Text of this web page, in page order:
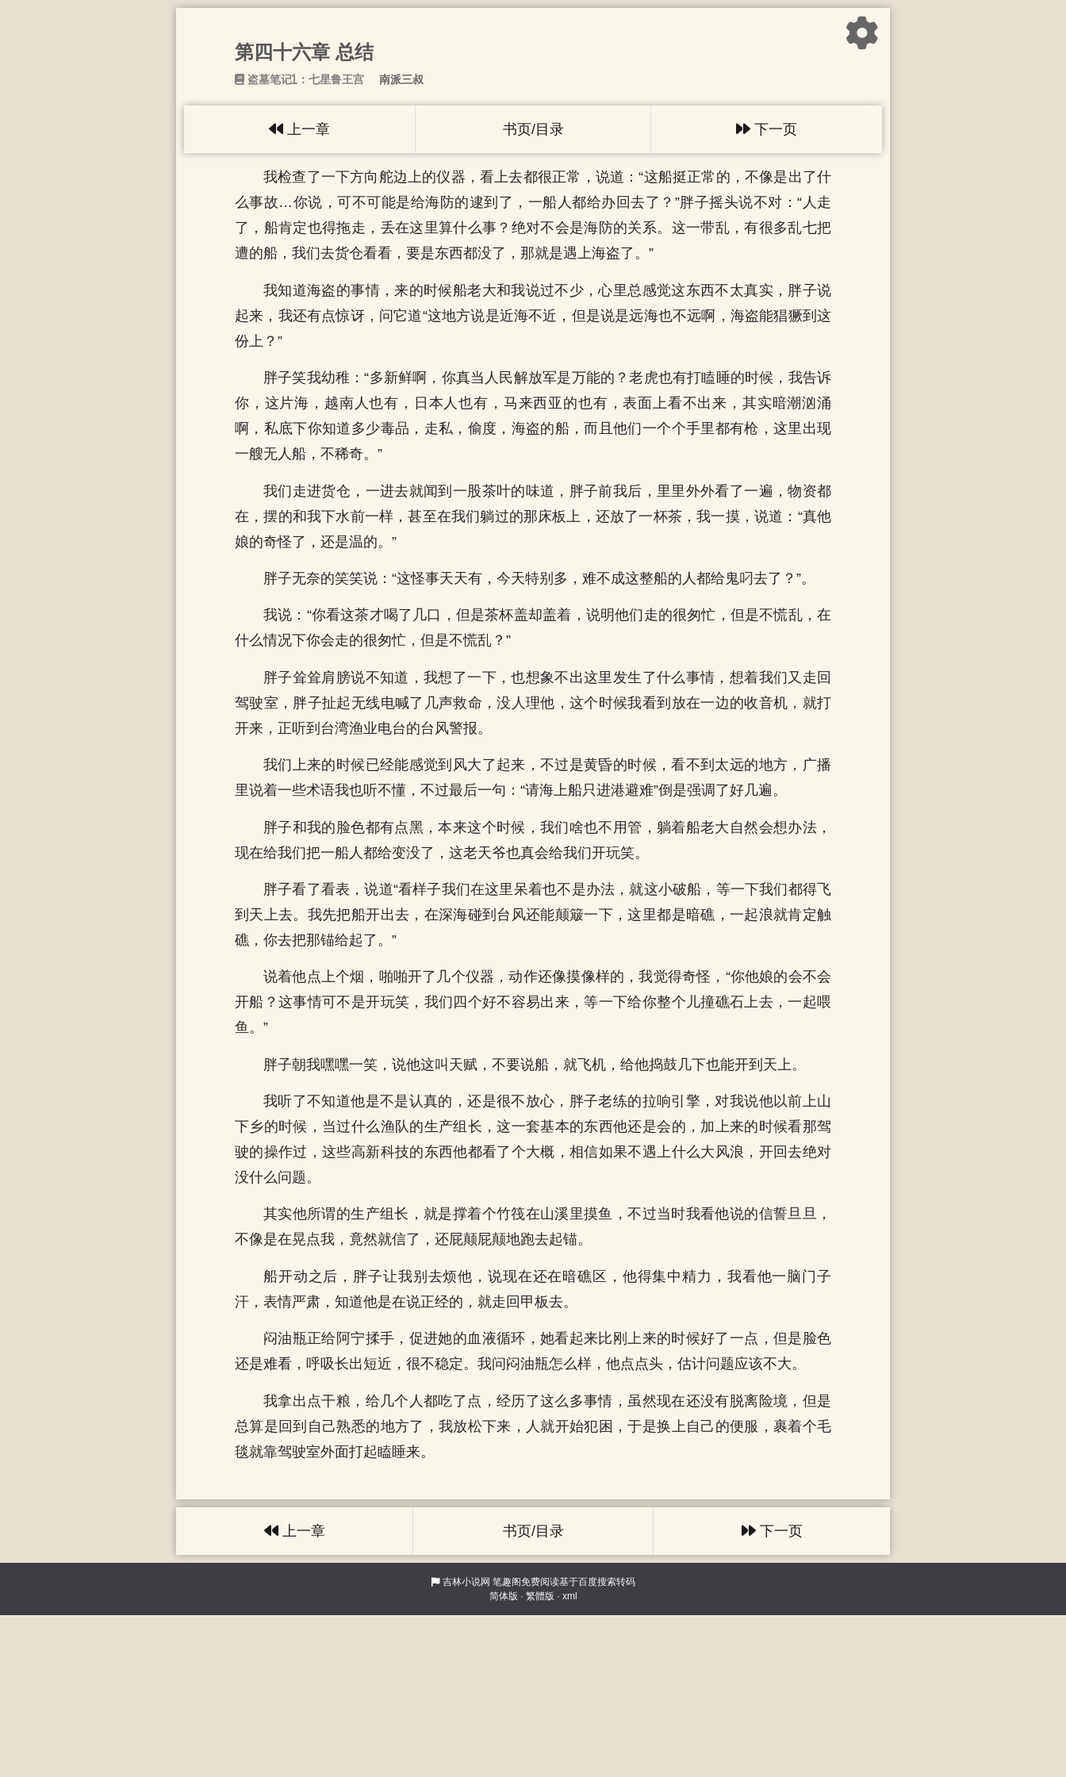
第四十六章 总结
盗墓笔记1：七星鲁王宫 南派三叔
上一章 书页/目录 下一页
我检查了一下方向舵边上的仪器，看上去都很正常，说道：“这船挺正常的，不像是出了什
么事故…你说，可不可能是给海防的逮到了，一船人都给办回去了？”胖子摇头说不对：“人走
了，船肯定也得拖走，丢在这里算什么事？绝对不会是海防的关系。这一带乱，有很多乱七把
遭的船，我们去货仓看看，要是东西都没了，那就是遇上海盗了。”
我知道海盗的事情，来的时候船老大和我说过不少，心里总感觉这东西不太真实，胖子说
起来，我还有点惊讶，问它道“这地方说是近海不近，但是说是远海也不远啊，海盗能猖獗到这
份上？”
胖子笑我幼稚：“多新鲜啊，你真当人民解放军是万能的？老虎也有打瞌睡的时候，我告诉
你，这片海，越南人也有，日本人也有，马来西亚的也有，表面上看不出来，其实暗潮汹涌
啊，私底下你知道多少毒品，走私，偷度，海盗的船，而且他们一个个手里都有枪，这里出现
一艘无人船，不稀奇。”
我们走进货仓，一进去就闻到一股茶叶的味道，胖子前我后，里里外外看了一遍，物资都
在，摆的和我下水前一样，甚至在我们躺过的那床板上，还放了一杯茶，我一摸，说道：“真他
娘的奇怪了，还是温的。”
胖子无奈的笑笑说：“这怪事天天有，今天特别多，难不成这整船的人都给鬼叼去了？”。
我说：“你看这茶才喝了几口，但是茶杯盖却盖着，说明他们走的很匆忙，但是不慌乱，在
什么情况下你会走的很匆忙，但是不慌乱？”
胖子耸耸肩膀说不知道，我想了一下，也想象不出这里发生了什么事情，想着我们又走回
驾驶室，胖子扯起无线电喊了几声救命，没人理他，这个时候我看到放在一边的收音机，就打
开来，正听到台湾渔业电台的台风警报。
我们上来的时候已经能感觉到风大了起来，不过是黄昏的时候，看不到太远的地方，广播
里说着一些术语我也听不懂，不过最后一句：“请海上船只进港避难”倒是强调了好几遍。
胖子和我的脸色都有点黑，本来这个时候，我们啥也不用管，躺着船老大自然会想办法，
现在给我们把一船人都给变没了，这老天爷也真会给我们开玩笑。
胖子看了看表，说道“看样子我们在这里呆着也不是办法，就这小破船，等一下我们都得飞
到天上去。我先把船开出去，在深海碰到台风还能颠簸一下，这里都是暗礁，一起浪就肯定触
礁，你去把那锚给起了。”
说着他点上个烟，啪啪开了几个仪器，动作还像摸像样的，我觉得奇怪，“你他娘的会不会
开船？这事情可不是开玩笑，我们四个好不容易出来，等一下给你整个儿撞礁石上去，一起喂
鱼。”
胖子朝我嘿嘿一笑，说他这叫天赋，不要说船，就飞机，给他捣鼓几下也能开到天上。
我听了不知道他是不是认真的，还是很不放心，胖子老练的拉响引擎，对我说他以前上山
下乡的时候，当过什么渔队的生产组长，这一套基本的东西他还是会的，加上来的时候看那驾
驶的操作过，这些高新科技的东西他都看了个大概，相信如果不遇上什么大风浪，开回去绝对
没什么问题。
其实他所谓的生产组长，就是撑着个竹筏在山溪里摸鱼，不过当时我看他说的信誓旦旦，
不像是在晃点我，竟然就信了，还屁颠屁颠地跑去起锚。
船开动之后，胖子让我别去烦他，说现在还在暗礁区，他得集中精力，我看他一脑门子
汗，表情严肃，知道他是在说正经的，就走回甲板去。
闷油瓶正给阿宁揉手，促进她的血液循环，她看起来比刚上来的时候好了一点，但是脸色
还是难看，呼吸长出短近，很不稳定。我问闷油瓶怎么样，他点点头，估计问题应该不大。
我拿出点干粮，给几个人都吃了点，经历了这么多事情，虽然现在还没有脱离险境，但是
总算是回到自己熟悉的地方了，我放松下来，人就开始犯困，于是换上自己的便服，裹着个毛
毯就靠驾驶室外面打起瞌睡来。
上一章 书页/目录 下一页
吉林小说网 笔趣阁免费阅读基于百度搜索转码
简体版 · 繁體版 · xml